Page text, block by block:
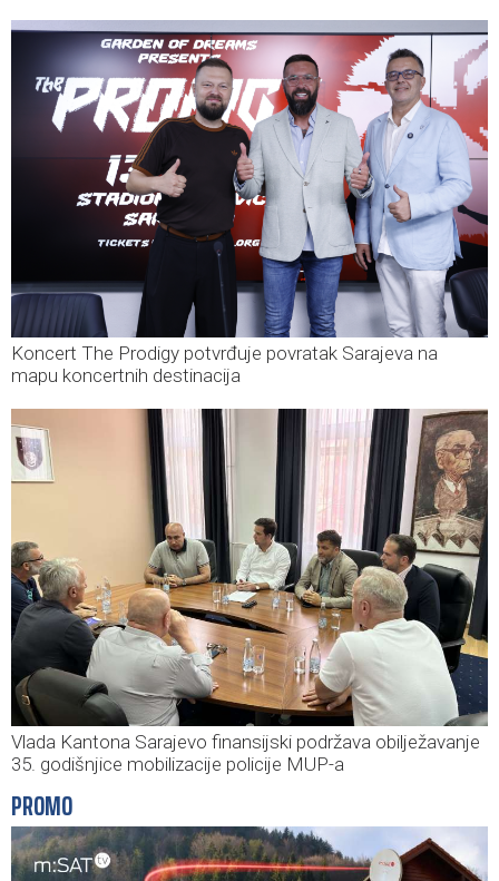
Koncert The Prodigy potvrđuje povratak Sarajeva na
mapu koncertnih destinacija
Vlada Kantona Sarajevo finansijski podržava obilježavanje
35. godišnjice mobilizacije policije MUP-a
PROMO